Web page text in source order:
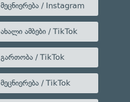
მეცნიერება / Instagram
ახალი ამბები / TikTok
გართობა / TikTok
მეცნიერება / TikTok